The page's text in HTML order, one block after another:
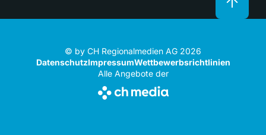
© by CH Regionalmedien AG 2026
DatenschutzImpressumWettbewerbsrichtlinien
Alle Angebote der